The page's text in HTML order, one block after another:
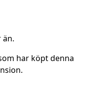
än.
har köpt denna